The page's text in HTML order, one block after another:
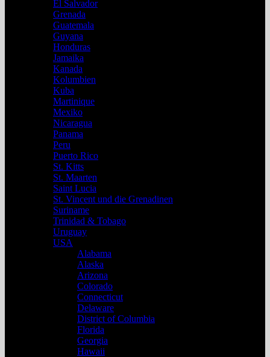
El Salvador
Grenada
Guatemala
Guyana
Honduras
Jamaika
Kanada
Kolumbien
Kuba
Martinique
Mexiko
Nicaragua
Panama
Peru
Puerto Rico
St. Kitts
St. Maarten
Saint Lucia
St. Vincent und die Grenadinen
Suriname
Trinidad & Tobago
Uruguay
USA
Alabama
Alaska
Arizona
Colorado
Connecticut
Delaware
District of Columbia
Florida
Georgia
Hawaii